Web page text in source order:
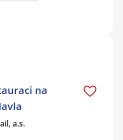
na
a.s.